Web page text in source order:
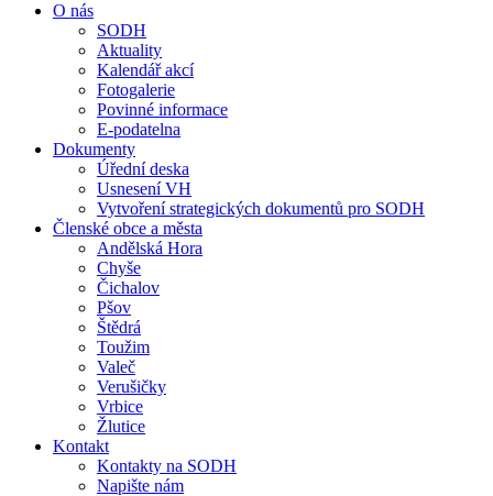
O nás
SODH
Aktuality
Kalendář akcí
Fotogalerie
Povinné informace
E-podatelna
Dokumenty
Úřední deska
Usnesení VH
Vytvoření strategických dokumentů pro SODH
Členské obce a města
Andělská Hora
Chyše
Čichalov
Pšov
Štědrá
Toužim
Valeč
Verušičky
Vrbice
Žlutice
Kontakt
Kontakty na SODH
Napište nám